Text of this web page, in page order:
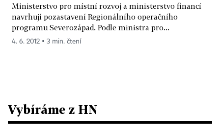
Ministerstvo pro místní rozvoj a ministerstvo financí
navrhují pozastavení Regionálního operačního
programu Severozápad. Podle ministra pro...
4. 6. 2012 ▪ 3 min. čtení
Vybíráme z HN